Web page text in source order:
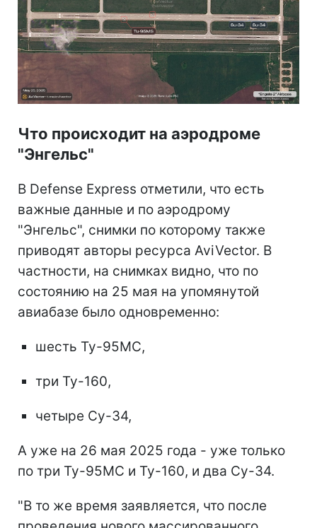
Что происходит на аэродроме
"Энгельс"
В Defense Express отметили, что есть
важные данные и по аэродрому
"Энгельс", снимки по которому также
приводят авторы ресурса AviVector. В
частности, на снимках видно, что по
состоянию на 25 мая на упомянутой
авиабазе было одновременно:
шесть Ту-95МС,
три Ту-160,
четыре Су-34,
А уже на 26 мая 2025 года - уже только
по три Ту-95МС и Ту-160, и два Су-34.
"В то же время заявляется, что после